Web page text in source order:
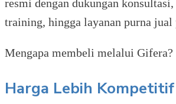
resmi dengan dukungan
training, hingga layanan purna jual
Mengapa membeli melalui Gifera?
Harga Lebih Kompetitif